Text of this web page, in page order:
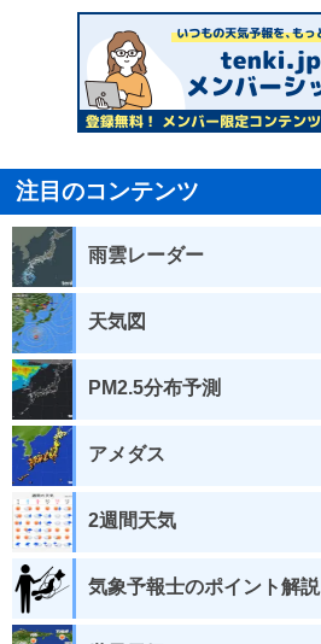
注目のコンテンツ
雨雲レーダー
天気図
PM2.5分布予測
アメダス
2週間天気
気象予報士のポイント解説